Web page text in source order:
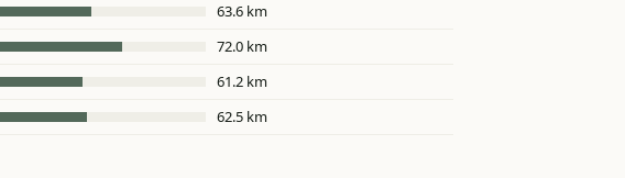
63.6 km
72.0 km
61.2 km
62.5 km